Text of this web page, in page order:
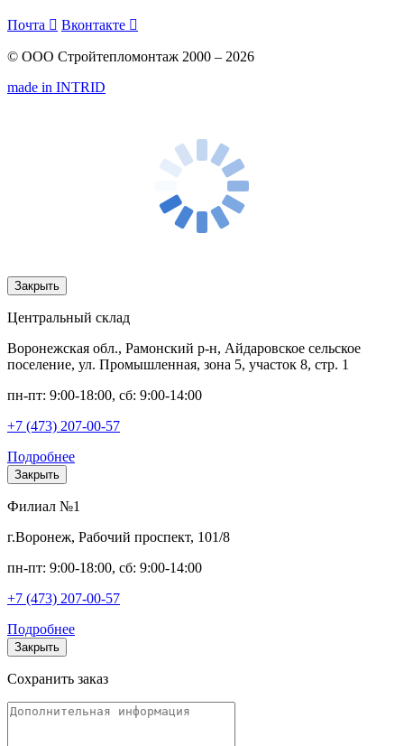
Почта  Вконтакте 
© ООО Стройтепломонтаж 2000 – 2026
made in INTRID
Закрыть
Центральный склад
Воронежская обл., Рамонский р-н, Айдаровское сельское
поселение, ул. Промышленная, зона 5, участок 8, стр. 1
пн-пт: 9:00-18:00, сб: 9:00-14:00
+7 (473) 207-00-57
Подробнее
Закрыть
Филиал №1
г.Воронеж, Рабочий проспект, 101/8
пн-пт: 9:00-18:00, сб: 9:00-14:00
+7 (473) 207-00-57
Подробнее
Закрыть
Сохранить заказ